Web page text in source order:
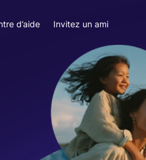
d’aide Invitez un ami